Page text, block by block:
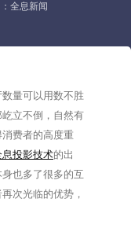
全息新闻
量可以用数不胜
立不倒，自然有
费者的高度重
息投影技术的出
也多了很多的互
次光临的优势，